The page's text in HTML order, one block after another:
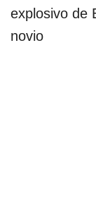
explosivo de
novio